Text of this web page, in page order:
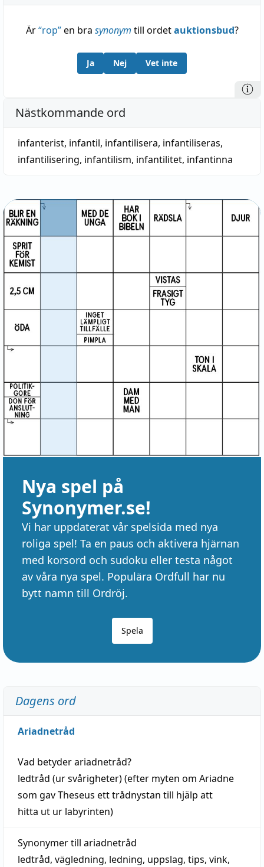
Är“rop”en bra synonym till ordetauktionsbud?
Ja Nej Vet inte
Nästkommande ord
infanterist, infantil, infantilisera, infantiliseras,
infantilisering, infantilism, infantilitet, infantinna
Nya spel på
Synonymer.se!
Vi har uppdaterat vår spelsida med nya
roliga spel! Ta en paus och aktivera hjärnan
med korsord och sudoku eller testa något
av våra nya spel. Populära Ordfull har nu
bytt namn till Ordröj.
Spela
Dagens ord
Ariadnetråd
Vad betyderariadnetråd?
ledtråd (ur svårigheter) (efter myten om Ariadne
som gav Theseus ett trådnystan till hjälp att
hitta ut ur labyrinten)
Synonymer till ariadnetråd
ledtråd, vägledning, ledning, uppslag, tips, vink,